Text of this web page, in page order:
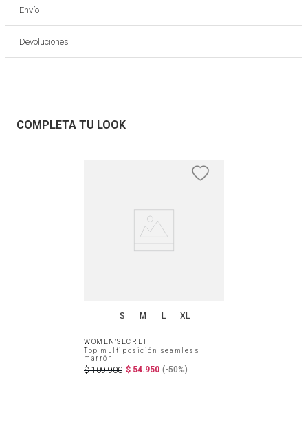
Envío
Devoluciones
COMPLETA TU LOOK
S M L XL
WOMEN'SECRET
Top multiposición seamless
marrón
$ 109.900 $ 54.950 (-50%)